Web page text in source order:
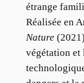
étrange
Réalisée en
Nature
végétation et